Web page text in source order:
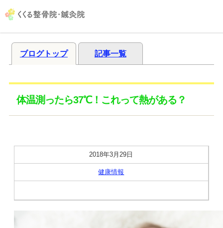
ブログトップ 記事一覧
体温測ったら37℃！これって熱がある？
2018年3月29日
健康情報